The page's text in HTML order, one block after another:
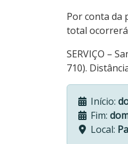
Por conta da
total ocorrerá
SERVIÇO –
710).
Início:
Fim:
Local: